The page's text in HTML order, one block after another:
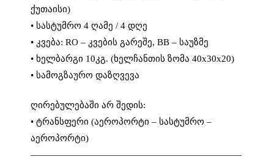
ქუთაისი)
• სასტუმრო 4 ღამე / 4 დღე
• კვება: RO – კვების გარეშე, BB – საუზმე
• ხელბარგი 10კგ. (ხელჩანთის ზომა 40x30x20)
• სამოგზაურო დაზღვევა
ღირებულებაში არ შედის:
• ტრანსფერი (აეროპორტი – სასტუმრო –
აეროპორტი)
———————————————————————